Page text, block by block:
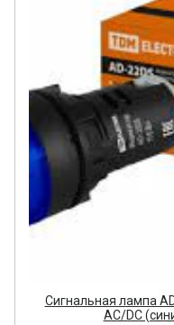
Сигнальная лампа
AC/DC